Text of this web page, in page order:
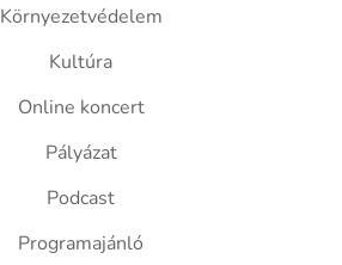
Környezetvédelem
Kultúra
Online koncert
Pályázat
Podcast
Programajánló